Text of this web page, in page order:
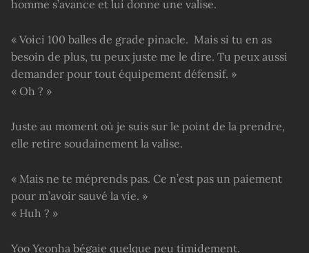
homme s’avance et lui donne une valise.
« Voici 100 balles de grade pinacle. Mais si tu en as
besoin de plus, tu peux juste me le dire. Tu peux aussi
demander pour tout équipement défensif. »
« Oh ? »
Juste au moment où je suis sur le point de la prendre,
elle retire soudainement la valise.
« Mais ne te méprends pas. Ce n’est pas un paiement
pour m’avoir sauvé la vie. »
« Huh ? »
Yoo Yeonha bégaie quelque peu timidement.